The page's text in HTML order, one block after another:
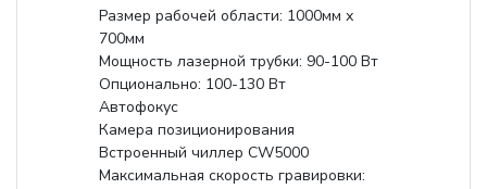
Размер рабочей области: 1000мм х
700мм
Мощность лазерной трубки: 90-100 Вт
Опционально: 100-130 Вт
Автофокус
Камера позиционирования
Встроенный чиллер CW5000
Максимальная скорость гравировки: